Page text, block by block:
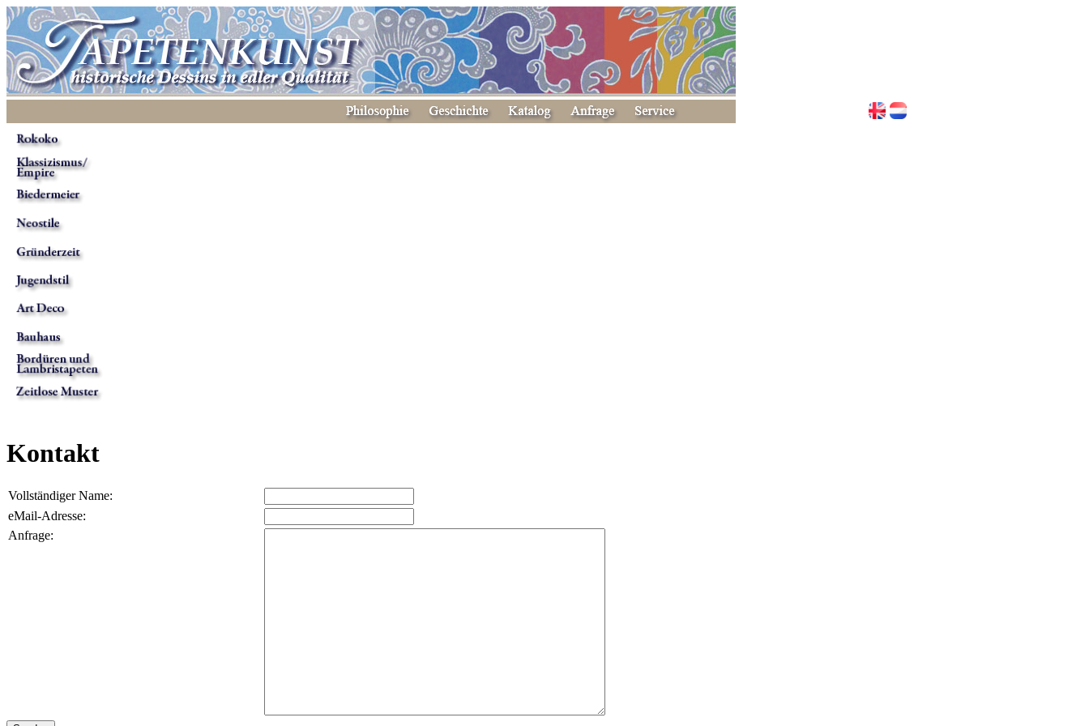
Kontakt
Vollständiger Name:
eMail-Adresse:
Anfrage: